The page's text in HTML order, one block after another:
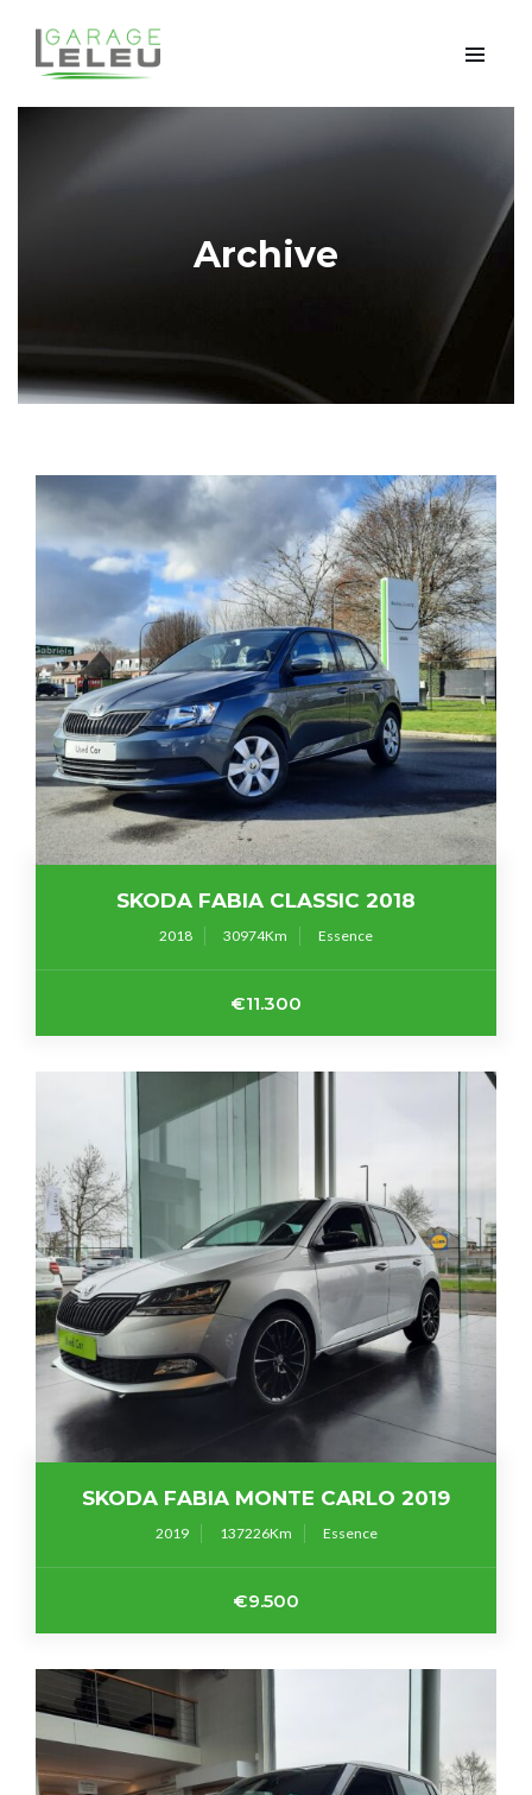
Archive
SKODA FABIA CLASSIC 2018
2018 30974 Essence
€11.300
SKODA FABIA MONTE CARLO 2019
2019 137226 Essence
€9.500